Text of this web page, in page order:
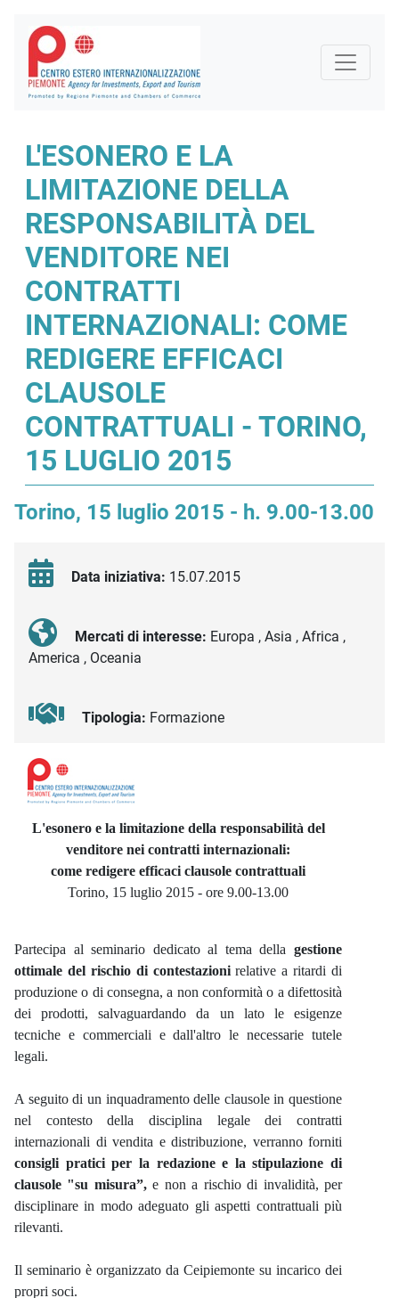
L'ESONERO E LA
LIMITAZIONE DELLA
RESPONSABILITÀ DEL
VENDITORE NEI
CONTRATTI
INTERNAZIONALI: COME
REDIGERE EFFICACI
CLAUSOLE
CONTRATTUALI - TORINO,
15 LUGLIO 2015
Torino, 15 luglio 2015 - h. 9.00-13.00
Data iniziativa: 15.07.2015
Mercati di interesse: Europa , Asia , Africa ,
America , Oceania
Tipologia: Formazione
Descrizione iniziativa
L'esonero e la limitazione della responsabilità del
venditore nei contratti internazionali:
come redigere efficaci clausole contrattuali
Torino, 15 luglio 2015 - ore 9.00-13.00
Partecipa al seminario dedicato al tema della gestione
ottimale del rischio di contestazionirelative a ritardi di
produzione o di consegna, a non conformità o a difettosità
dei prodotti, salvaguardando da un lato le esigenze
tecniche e commerciali e dall'altro le necessarie tutele
legali.
A seguito di un inquadramento delle clausole in questione
nel contesto della disciplina legale dei contratti
internazionali di vendita e distribuzione, verranno forniti
consigli pratici per la redazione e la stipulazione di
clausole "su misura”,e non a rischio di invalidità, per
disciplinare in modo adeguato gli aspetti contrattuali più
rilevanti.
Il seminario è organizzato da Ceipiemonte su incarico dei
propri soci.